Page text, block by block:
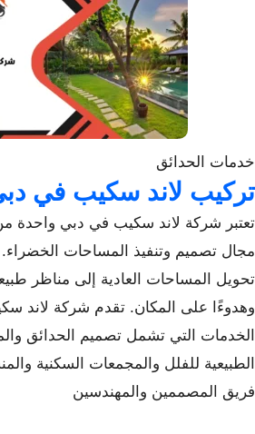
خدمات الحدائق
تركيب لاند سكيب في
تعتبر شركة لاند سكيب في دبي واحدة
مجال تصميم وتنفيذ المساحات
تحويل المساحات العادية إلى مناظر
وهدوءًا على المكان. تقدم شركة لاند
الخدمات التي تشمل تصميم الحدائق
الطبيعية للفلل والمجمعات السكنية
فريق المصممين والمهندسين